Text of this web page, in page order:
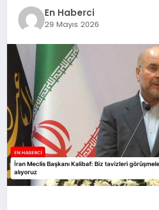
EKONOMI
EĞITIM
SIYASET
En Haberci
29 Mayıs 2026